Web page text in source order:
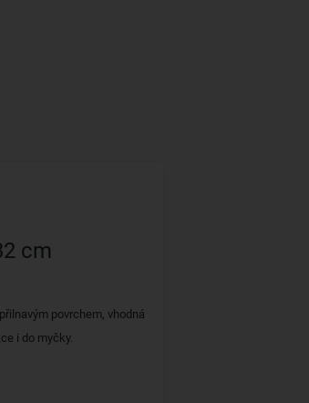
cm
povrchem, vhodná
i do myčky.